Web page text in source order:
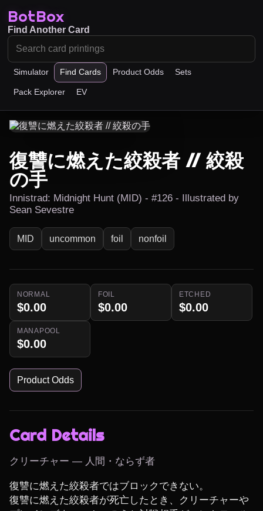
BotBox
Simulator Find Cards Product Odds Sets
Pack Explorer EV
Find Another Card
復讐に燃えた絞殺者 // 絞殺
の手
Innistrad: Midnight Hunt (MID) - #126 - Illustrated by
Sean Sevestre
MID uncommon foil nonfoil
NORMAL
$0.00
FOIL
$0.00
ETCHED
$0.00
MANAPOOL
$0.00
Product Odds
Card Details
クリーチャー — 人間・ならず者
復讐に燃えた絞殺者ではブロックできない。
復讐に燃えた絞殺者が死亡したとき、クリーチャーや